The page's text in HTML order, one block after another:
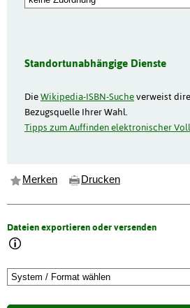
Standortunabhängige Dienste
DieWikipedia-ISBN-Sucheverweist
Bezugsquelle Ihrer Wahl.
Tipps zum Auffinden elektronischer
Merken Drucken
Dateien exportieren oder versenden